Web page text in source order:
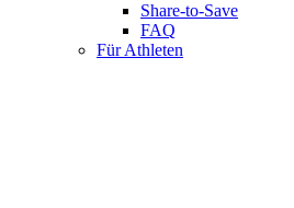
Share-to-Save
FAQ
Für Athleten